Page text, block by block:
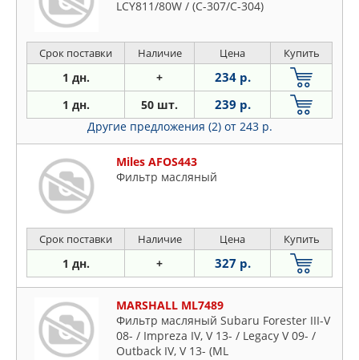
LCY811/80W / (C-307/C-304)
Срок поставки Наличие Цена Купить
1 дн. + 234 р.
1 дн. 50 шт. 239 р.
Другие предложения (2) от 243 р.
Miles AFOS443
Фильтр масляный
Срок поставки Наличие Цена Купить
1 дн. + 327 р.
MARSHALL ML7489
Фильтр масляный Subaru Forester III-V
08- / Impreza IV, V 13- / Legacy V 09- /
Outback IV, V 13- (ML